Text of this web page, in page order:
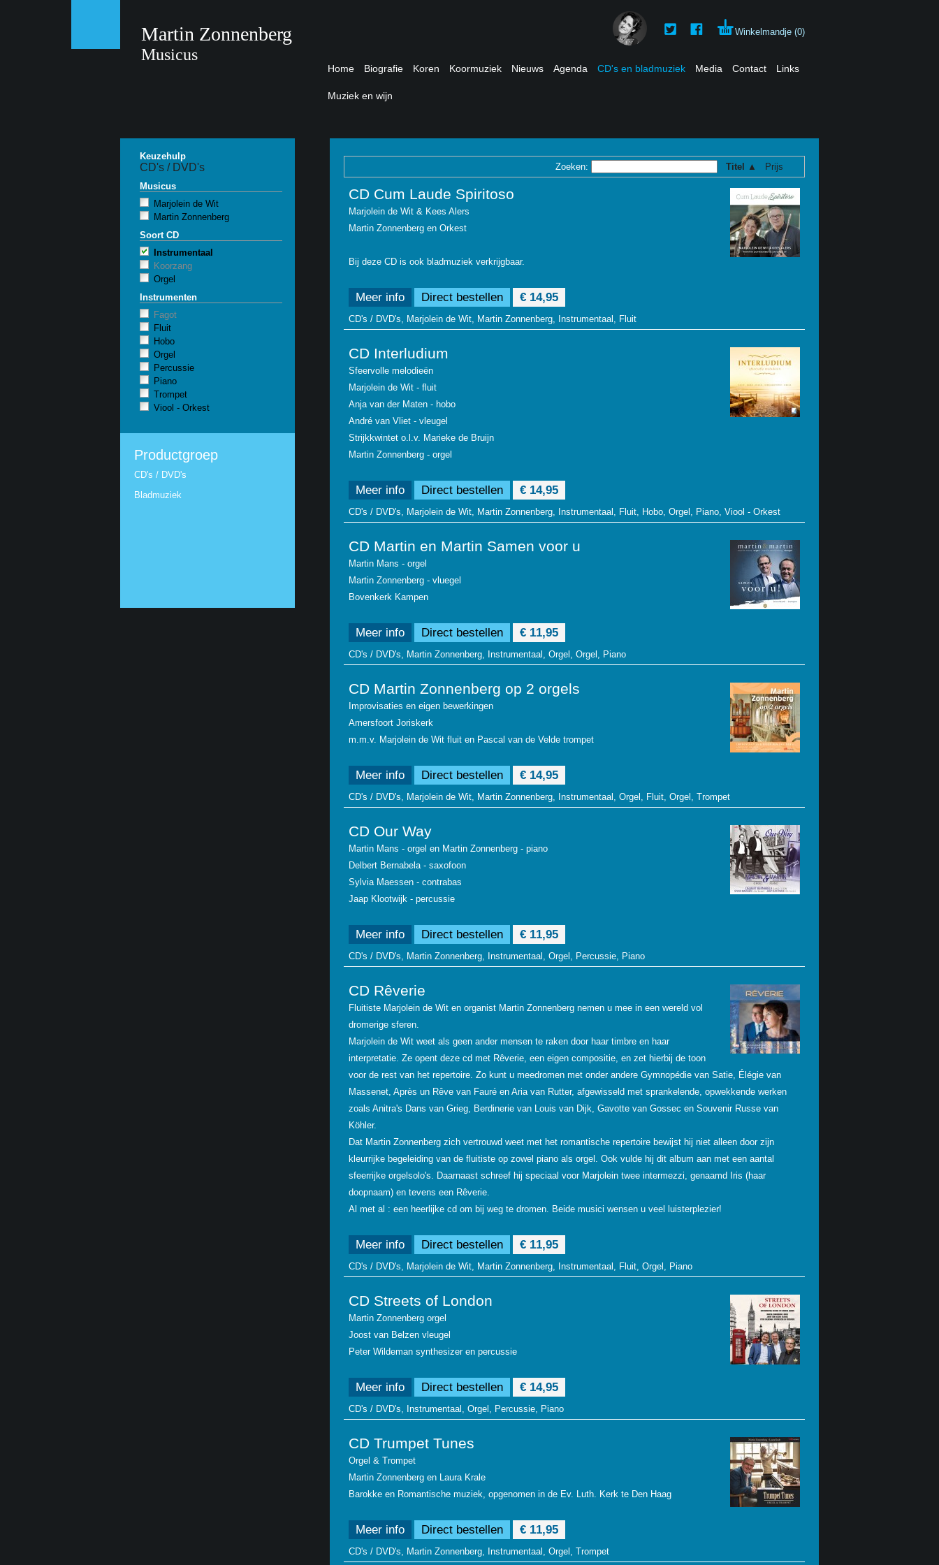
Martin Zonnenberg
Musicus
Winkelmandje (0)
Home Biografie Koren Koormuziek Nieuws Agenda CD's en bladmuziek Media Contact Links
Muziek en wijn
Keuzehulp
CD's / DVD's
Musicus
Marjolein de Wit
Martin Zonnenberg
Soort CD
Instrumentaal
Koorzang
Orgel
Instrumenten
Fagot
Fluit
Hobo
Orgel
Percussie
Piano
Trompet
Viool - Orkest
Productgroep
CD's / DVD's
Bladmuziek
Zoeken: Titel ▲ Prijs
CD Cum Laude Spiritoso
Marjolein de Wit & Kees Alers
Martin Zonnenberg en Orkest
Bij deze CD is ook bladmuziek verkrijgbaar.
Meer info Direct bestellen € 14,95
CD's / DVD's, Marjolein de Wit, Martin Zonnenberg, Instrumentaal, Fluit
CD Interludium
Sfeervolle melodieën
Marjolein de Wit - fluit
Anja van der Maten - hobo
André van Vliet - vleugel
Strijkkwintet o.l.v. Marieke de Bruijn
Martin Zonnenberg - orgel
Meer info Direct bestellen € 14,95
CD's / DVD's, Marjolein de Wit, Martin Zonnenberg, Instrumentaal, Fluit, Hobo, Orgel, Piano, Viool - Orkest
CD Martin en Martin Samen voor u
Martin Mans - orgel
Martin Zonnenberg - vluegel
Bovenkerk Kampen
Meer info Direct bestellen € 11,95
CD's / DVD's, Martin Zonnenberg, Instrumentaal, Orgel, Orgel, Piano
CD Martin Zonnenberg op 2 orgels
Improvisaties en eigen bewerkingen
Amersfoort Joriskerk
m.m.v. Marjolein de Wit fluit en Pascal van de Velde trompet
Meer info Direct bestellen € 14,95
CD's / DVD's, Marjolein de Wit, Martin Zonnenberg, Instrumentaal, Orgel, Fluit, Orgel, Trompet
CD Our Way
Martin Mans - orgel en Martin Zonnenberg - piano
Delbert Bernabela - saxofoon
Sylvia Maessen - contrabas
Jaap Klootwijk - percussie
Meer info Direct bestellen € 11,95
CD's / DVD's, Martin Zonnenberg, Instrumentaal, Orgel, Percussie, Piano
CD Rêverie
Fluitiste Marjolein de Wit en organist Martin Zonnenberg nemen u mee in een wereld vol
dromerige sferen.
Marjolein de Wit weet als geen ander mensen te raken door haar timbre en haar
interpretatie. Ze opent deze cd met Rêverie, een eigen compositie, en zet hierbij de toon
voor de rest van het repertoire. Zo kunt u meedromen met onder andere Gymnopédie van Satie, Élégie van
Massenet, Après un Rêve van Fauré en Aria van Rutter, afgewisseld met sprankelende, opwekkende werken
zoals Anitra's Dans van Grieg, Berdinerie van Louis van Dijk, Gavotte van Gossec en Souvenir Russe van
Köhler.
Dat Martin Zonnenberg zich vertrouwd weet met het romantische repertoire bewijst hij niet alleen door zijn
kleurrijke begeleiding van de fluitiste op zowel piano als orgel. Ook vulde hij dit album aan met een aantal
sfeerrijke orgelsolo's. Daarnaast schreef hij speciaal voor Marjolein twee intermezzi, genaamd Iris (haar
doopnaam) en tevens een Rêverie.
Al met al : een heerlijke cd om bij weg te dromen. Beide musici wensen u veel luisterplezier!
Meer info Direct bestellen € 11,95
CD's / DVD's, Marjolein de Wit, Martin Zonnenberg, Instrumentaal, Fluit, Orgel, Piano
CD Streets of London
Martin Zonnenberg orgel
Joost van Belzen vleugel
Peter Wildeman synthesizer en percussie
Meer info Direct bestellen € 14,95
CD's / DVD's, Instrumentaal, Orgel, Percussie, Piano
CD Trumpet Tunes
Orgel & Trompet
Martin Zonnenberg en Laura Krale
Barokke en Romantische muziek, opgenomen in de Ev. Luth. Kerk te Den Haag
Meer info Direct bestellen € 11,95
CD's / DVD's, Martin Zonnenberg, Instrumentaal, Orgel, Trompet